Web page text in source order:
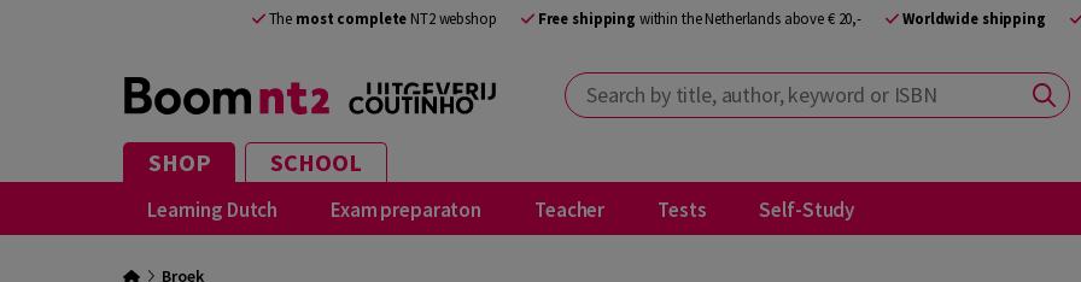
The most complete NT2 webshop Free shipping within the Netherlands above € 20,- Worldwide shipping
Search by title, author, keyword or ISBN
SHOP SCHOOL
Learning Dutch Exam preparaton Teacher Tests Self-Study
Broek